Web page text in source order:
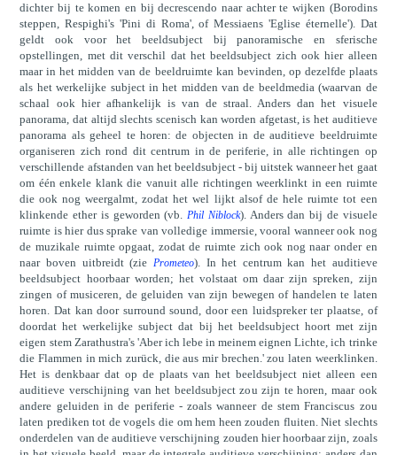
dichter bij te komen en bij decrescendo naar achter te wijken (Borodins
steppen, Respighi's 'Pini di Roma', of Messiaens 'Eglise éternelle'). Dat
geldt ook voor het beeldsubject bij panoramische en sferische
opstellingen, met dit verschil dat het beeldsubject zich ook hier alleen
maar in het midden van de beeldruimte kan bevinden, op dezelfde plaats
als het werkelijke subject in het midden van de beeldmedia (waarvan de
schaal ook hier afhankelijk is van de straal. Anders dan het visuele
panorama, dat altijd slechts scenisch kan worden afgetast, is het auditieve
panorama als geheel te horen: de objecten in de auditieve beeldruimte
organiseren zich rond dit centrum in de periferie, in alle richtingen op
verschillende afstanden van het beeldsubject - bij uitstek wanneer het gaat
om één enkele klank die vanuit alle richtingen weerklinkt in een ruimte
die ook nog weergalmt, zodat het wel lijkt alsof de hele ruimte tot een
klinkende ether is geworden (vb.Phil Niblock). Anders dan bij de visuele
ruimte is hier dus sprake van volledige immersie, vooral wanneer ook nog
de muzikale ruimte opgaat, zodat de ruimte zich ook nog naar onder en
naar boven uitbreidt (zie Prometeo). In het centrum kan het auditieve
beeldsubject hoorbaar worden; het volstaat om daar zijn spreken, zijn
zingen of musiceren, de geluiden van zijn bewegen of handelen te laten
horen. Dat kan door surround sound, door een luidspreker ter plaatse, of
doordat het werkelijke subject dat bij het beeldsubject hoort met zijn
eigen stem Zarathustra's 'Aber ich lebe in meinem eignen Lichte, ich trinke
die Flammen in mich zurück, die aus mir brechen.' zou laten weerklinken.
Het is denkbaar dat op de plaats van het beeldsubject niet alleen een
auditieve verschijning van het beeldsubject zou zijn te horen, maar ook
andere geluiden in de periferie - zoals wanneer de stem Franciscus zou
laten prediken tot de vogels die om hem heen zouden fluiten. Niet slechts
onderdelen van de auditieve verschijning zouden hier hoorbaar zijn, zoals